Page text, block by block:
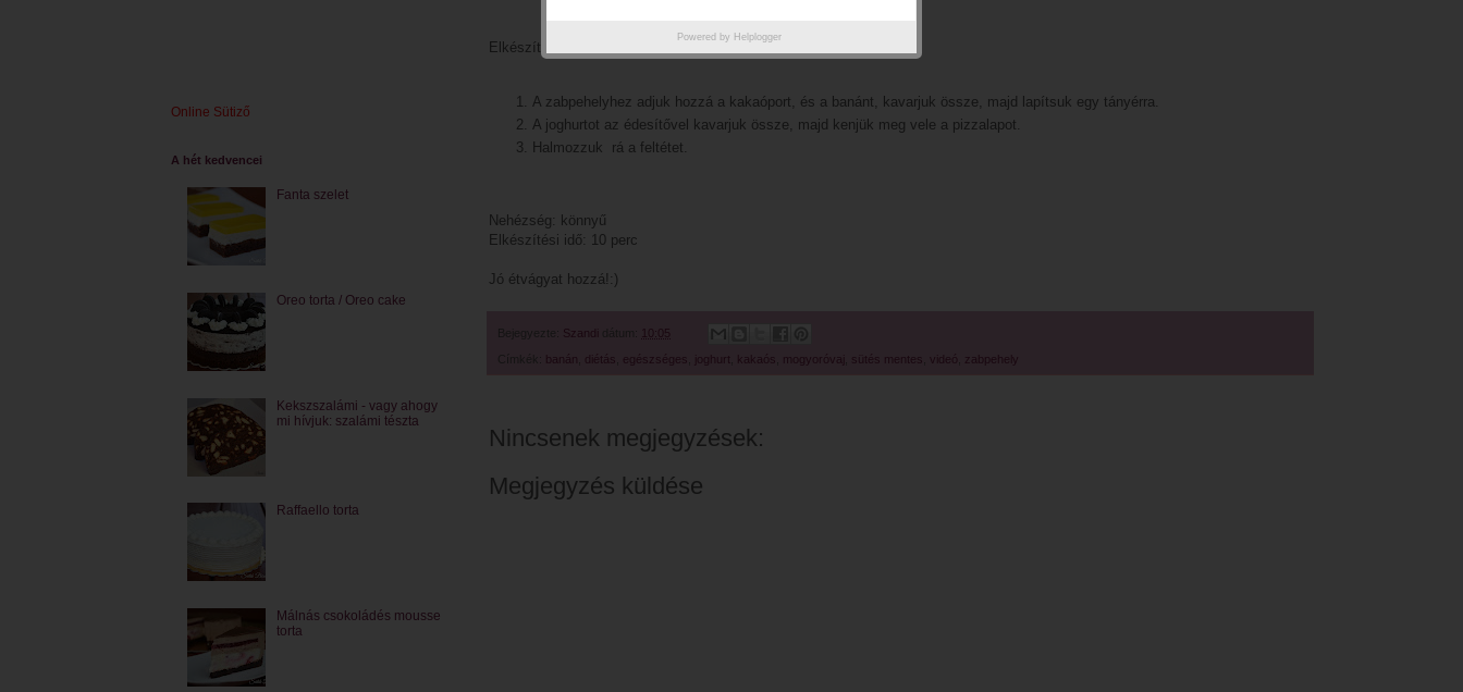
Elkészítés:
A zabpehelyhez adjuk hozzá a kakaóport, és a banánt, kavarjuk össze, majd lapítsuk egy tányérra.
A joghurtot az édesítővel kavarjuk össze, majd kenjük meg vele a pizzalapot.
Halmozzuk rá a feltétet.
Nehézség: könnyű
Elkészítési idő: 10 perc
Jó étvágyat hozzá!:)
Bejegyezte: Szandi dátum: 10:05
Címkék: banán diétás egészséges joghurt kakaós mogyoróvaj sütés mentes videó zabpehely
Nincsenek megjegyzések:
Megjegyzés küldése
Powered by Helplogger
Online Sütiző
A hét kedvencei
Fanta szelet
Oreo torta / Oreo cake
Kekszszalámi - vagy ahogy
mi hívjuk: szalámi tészta
Raffaello torta
Málnás csokoládés mousse
torta